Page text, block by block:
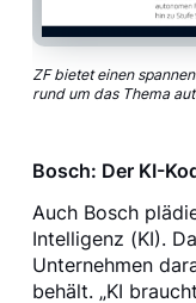
ZF bietet einen
rund um das Thema
Bosch: Der KI-
Auch Bosch
Intelligenz (KI).
Unternehmen
behält. „KI